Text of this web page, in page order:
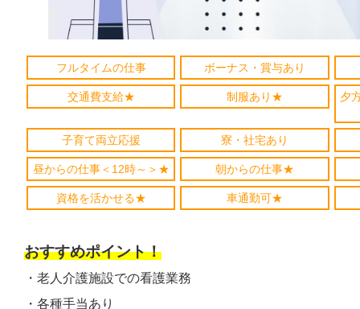
フルタイムの仕事 ボーナス・賞与あり
交通費支給★ 制服あり★ 夕
子育て両立応援 寮・社宅あり
昼からの仕事＜12時～＞★ 朝からの仕事★
資格を活かせる★ 車通勤可★
おすすめポイント！
・老人介護施設での看護業務
・各種手当あり